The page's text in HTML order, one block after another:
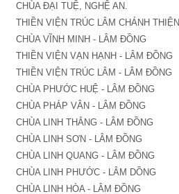
CHÙA ĐẠI TUỆ, NGHỆ AN.
THIỀN VIỆN TRÚC LÂM CHÁNH
CHÙA VĨNH MINH - LÂM ĐỒNG
THIỀN VIỆN VẠN HẠNH - LÂM ĐỒNG
THIỀN VIỆN TRÚC LÂM - LÂM ĐỒNG
CHÙA PHƯỚC HUỆ - LÂM ĐỒNG
CHÙA PHÁP VÂN - LÂM ĐỒNG
CHÙA LINH THẮNG - LÂM ĐỒNG
CHÙA LINH SƠN - LÂM ĐỒNG
CHÙA LINH QUANG - LÂM ĐỒNG
CHÙA LINH PHƯỚC - LÂM DỒNG
CHÙA LINH HÒA - LÂM ĐỒNG